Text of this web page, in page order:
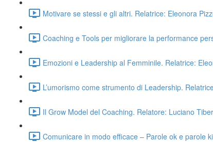
Motivare se stessi e gli altri. Relatrice: Eleonora
Coaching e Tools per migliorare la performance
Emozioni e Leadership al Femminile. Relatrice:
L’umorismo come strumento di Leadership.
Il Grow Model del Coaching. Relatore: Luciano
Comunicare in modo efficace – Parole ok e parole